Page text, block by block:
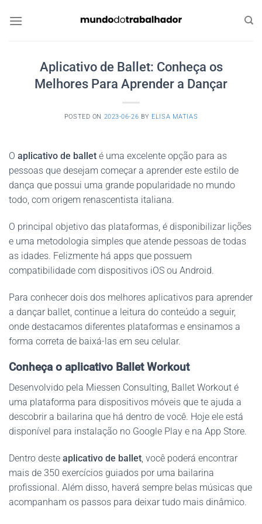
Aplicativo de Ballet: Conheça os
Melhores Para Aprender a Dançar
POSTED ON 2023-06-26 BY ELISA MATIAS
O aplicativo de ballet é uma excelente opção para as
pessoas que desejam começar a aprender este estilo de
dança que possui uma grande popularidade no mundo
todo, com origem renascentista italiana.
O principal objetivo das plataformas, é disponibilizar lições
e uma metodologia simples que atende pessoas de todas
as idades. Felizmente há apps que possuem
compatibilidade com dispositivos iOS ou Android.
Para conhecer dois dos melhores aplicativos para aprender
a dançar ballet, continue a leitura do conteúdo a seguir,
onde destacamos diferentes plataformas e ensinamos a
forma correta de baixá-las em seu celular.
Conheça o aplicativo Ballet Workout
Desenvolvido pela Miessen Consulting, Ballet Workout é
uma plataforma para dispositivos móveis que te ajuda a
descobrir a bailarina que há dentro de você. Hoje ele está
disponível para instalação no Google Play e na App Store.
Dentro deste aplicativo de ballet , você poderá encontrar
mais de 350 exercícios guiados por uma bailarina
profissional. Além disso, haverá sempre belas músicas que
acompanham os passos para deixar tudo mais dinâmico.